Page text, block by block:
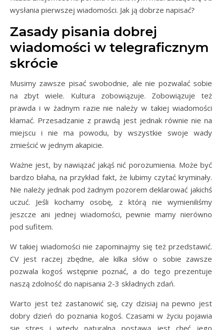
wysłania pierwszej wiadomości. Jak ją dobrze napisać?
Zasady pisania dobrej
wiadomości w telegraficznym
skrócie
Musimy zawsze pisać swobodnie, ale nie pozwalać sobie
na zbyt wiele. Kultura zobowiązuje. Zobowiązuje też
prawda i w żadnym razie nie należy w takiej wiadomości
kłamać. Przesadzanie z prawdą jest jednak równie nie na
miejscu i nie ma powodu, by wszystkie swoje wady
zmieścić w jednym akapicie.
Ważne jest, by nawiązać jakąś nić porozumienia. Może być
bardzo błaha, na przykład fakt, że lubimy czytać kryminały.
Nie należy jednak pod żadnym pozorem deklarować jakichś
uczuć. Jeśli kochamy osobę, z którą nie wymieniliśmy
jeszcze ani jednej wiadomości, pewnie mamy nierówno
pod sufitem.
W takiej wiadomości nie zapominajmy się też przedstawić.
CV jest raczej zbędne, ale kilka słów o sobie zawsze
pozwala kogoś wstępnie poznać, a do tego prezentuje
naszą zdolność do napisania 2-3 składnych zdań.
Warto jest też zastanowić się, czy dzisiaj na pewno jest
dobry dzień do poznania kogoś. Czasami w życiu pojawia
się stres i wtedy naturalną postawą jest chęć jego